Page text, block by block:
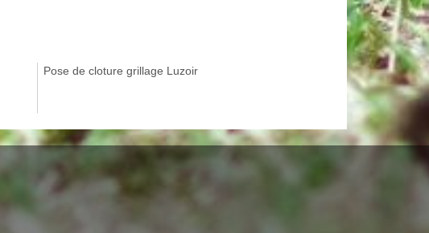
Pose de cloture grillage Luzoir